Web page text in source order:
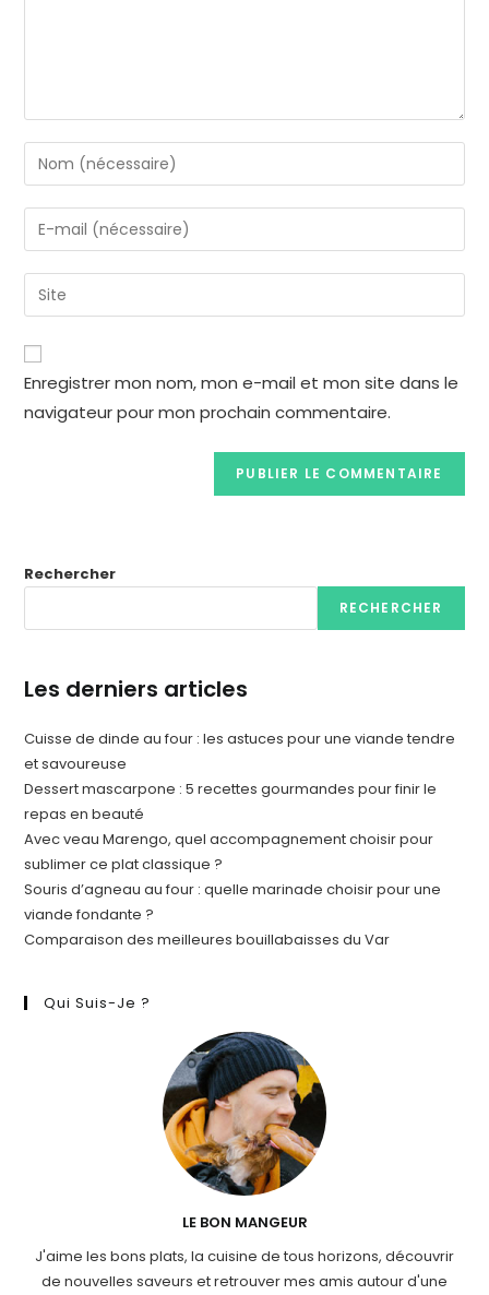
Enregistrer mon nom, mon e-mail et mon site dans le
navigateur pour mon prochain commentaire.
Rechercher
RECHERCHER
Les derniers articles
Cuisse de dinde au four : les astuces pour une viande tendre
et savoureuse
Dessert mascarpone : 5 recettes gourmandes pour finir le
repas en beauté
Avec veau Marengo, quel accompagnement choisir pour
sublimer ce plat classique ?
Souris d’agneau au four : quelle marinade choisir pour une
viande fondante ?
Comparaison des meilleures bouillabaisses du Var
Qui Suis-Je ?
LE BON MANGEUR
J'aime les bons plats, la cuisine de tous horizons, découvrir
de nouvelles saveurs et retrouver mes amis autour d'une